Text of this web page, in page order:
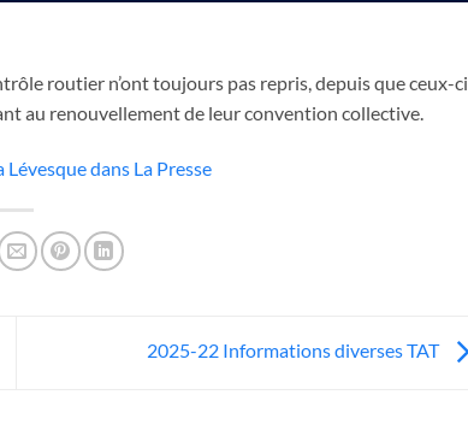
routier n’ont toujours pas repris, depuis que ceux-ci
au renouvellement de leur convention collective.
dans La Presse
2025-22 Informations diverses TAT